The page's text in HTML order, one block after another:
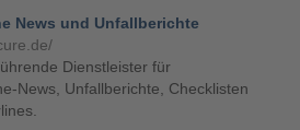
News und Unfallberichte
Dienstleister für
News, Unfallberichte, Checklisten